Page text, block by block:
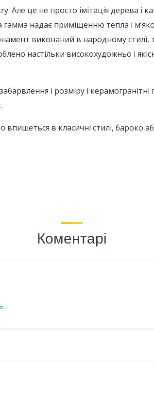
це не просто імітація дерева і
надає приміщенню тепла і
виконаний в народному
настільки високохудожньо і
і розміру і
в класичні стилі, бароко
Коментарі
.